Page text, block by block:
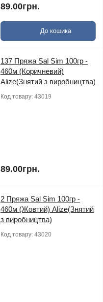
89.00грн.
До кошика
137 Пряжа Sal Sim 100гр -
460м (Коричневий)
Alize(Знятий з виробництва)
Код товару: 43019
89.00грн.
2 Пряжа Sal Sim 100гр -
460м (Жовтий) Alize(Знятий
з виробництва)
Код товару: 43020